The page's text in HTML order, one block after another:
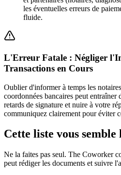
les éventuelles erreurs de
fluide.
L'Erreur Fatale : Négliger
Transactions en Cours
Oublier d'informer à temps les
coordonnées bancaires peut entraîner
retards de signature et nuire à votre
communiquez clairement pour éviter
Cette liste vous semble
Ne la faites pas seul. The Coworker
peut rédiger les documents et suivre